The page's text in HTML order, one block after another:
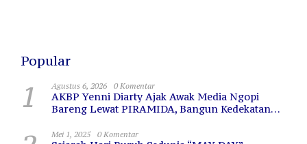
Popular
1 Agustus 6, 2026 0 Komentar
AKBP Yenni Diarty Ajak Awak Media Ngopi
Bareng Lewat PIRAMIDA, Bangun Kedekatan
Mei 1, 2025 0 Komentar